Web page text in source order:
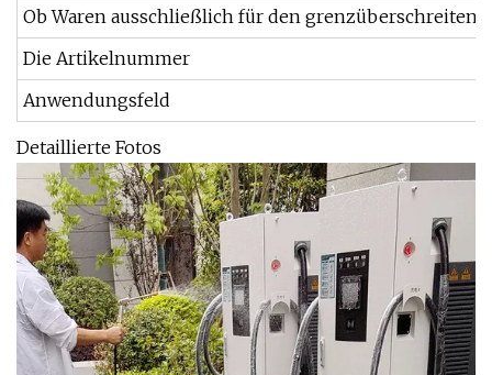
Ob Waren ausschließlich für den
Die Artikelnummer
Anwendungsfeld
Detaillierte Fotos